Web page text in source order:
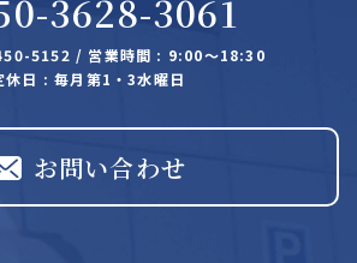
3628-3061
5152 / 営業時間 : 9:00～18:30
休日 : 毎月第1・3水曜日
お問い合わせ